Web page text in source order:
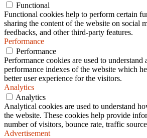
Functional
Functional cookies help to perform certain
sharing the content of the website on social
feedbacks, and other third-party features.
Performance
Performance
Performance cookies are used to understand
performance indexes of the website which
better user experience for the visitors.
Analytics
Analytics
Analytical cookies are used to understand
the website. These cookies help provide
number of visitors, bounce rate, traffic
Advertisement